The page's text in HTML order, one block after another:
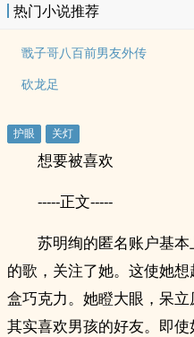
热门小说推荐
戬子哥八百前男友外传
砍龙足
想要被喜欢
-----正文-----
苏明绚的匿名账户基
的歌，关注了她。这使她
盒巧克力。她瞪大眼，呆
其实喜欢男孩的好友。即